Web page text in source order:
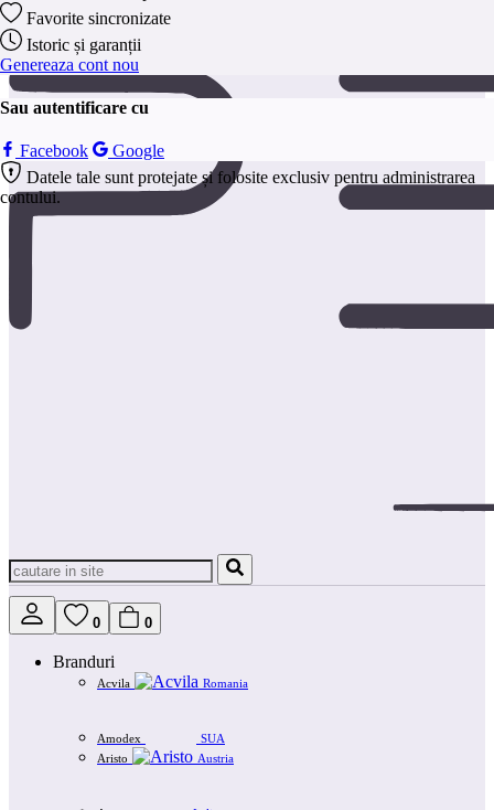
Salveaza
0 0
Branduri
Acvila Romania
Amodex
SUA
Aristo
Austria
Favorite sincronizate
Istoric și garanții
Genereaza cont nou
Sau autentificare cu
Facebook
Google
Datele tale sunt protejate și folosite exclusiv pentru administrarea
contului.